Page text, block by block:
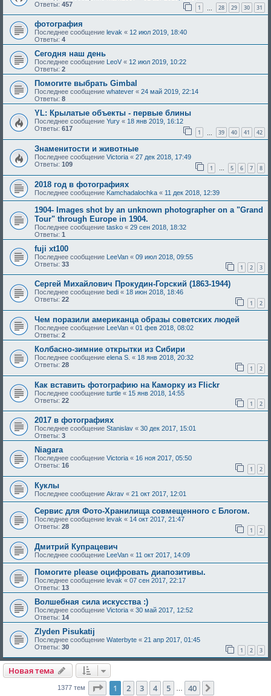
Ответы: 457 1 28 29 30 31
фотография
Последнее сообщение levak « 12 июл 2019, 18:40
Ответы: 4
Сегодня наш день
Последнее сообщение LeoV « 12 июл 2019, 10:22
Ответы: 2
Помогите выбрать Gimbal
Последнее сообщение whatever « 24 май 2019, 22:14
Ответы: 8
YL: Крылатые объекты - первые блины
Последнее сообщение Yury « 18 янв 2019, 16:12
Ответы: 617 1 39 40 41 42
Знаменитости и животные
Последнее сообщение Victoria « 27 дек 2018, 17:49
Ответы: 109 1 … 5 6 7 8
2018 год в фотографиях
Последнее сообщение Kamchadalochka « 11 дек 2018, 12:39
1904- Images shot by an unknown photographer on a "Grand
Tour" through Europe in 1904.
Последнее сообщение tasko « 29 сен 2018, 18:32
Ответы: 1
fuji xt100
Последнее сообщение LeeVan « 09 июл 2018, 09:55
Ответы: 33 1 2 3
Сергей Михайлович Прокудин-Горский (1863-1944)
Последнее сообщение bedi « 18 июн 2018, 18:46
Ответы: 22 1 2
Чем поразили американца образы советских людей
Последнее сообщение LeeVan « 01 фев 2018, 08:02
Ответы: 2
Колбасно-зимние открытки из Сибири
Последнее сообщение elena S. « 18 янв 2018, 20:32
Ответы: 28 1 2
Как вставить фотографию на Каморку из Flickr
Последнее сообщение turtle « 15 янв 2018, 14:55
Ответы: 22 1 2
2017 в фотографиях
Последнее сообщение Stanislav « 30 дек 2017, 15:01
Ответы: 3
Niagara
Последнее сообщение Victoria « 16 ноя 2017, 05:50
Ответы: 16 1 2
Куклы
Последнее сообщение Akrav « 21 окт 2017, 12:01
Сервис для Фото-Хранилища совмещенного с Блогом.
Последнее сообщение levak « 14 окт 2017, 21:47
Ответы: 28 1 2
Дмитрий Купрацевич
Последнее сообщение LeeVan « 11 окт 2017, 14:09
Помогите please оцифровать диапозитивы.
Последнее сообщение levak « 07 сен 2017, 22:17
Ответы: 13
Волшебная сила искусства :)
Последнее сообщение Victoria « 30 май 2017, 12:52
Ответы: 14
Zlyden Pisukatij
Последнее сообщение Waterbyte « 21 апр 2017, 01:45
Ответы: 30 1 2 3
Новая тема
1377 тем Страница из 40
1 2 3 4 5 40